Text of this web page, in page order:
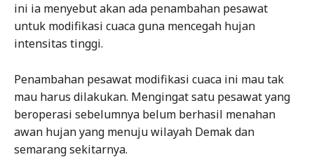
ini ia menyebut akan ada penambahan pesawat
untuk modifikasi cuaca guna mencegah hujan
intensitas tinggi.
Penambahan pesawat modifikasi cuaca ini mau tak
mau harus dilakukan. Mengingat satu pesawat yang
beroperasi sebelumnya belum berhasil menahan
awan hujan yang menuju wilayah Demak dan
semarang sekitarnya.